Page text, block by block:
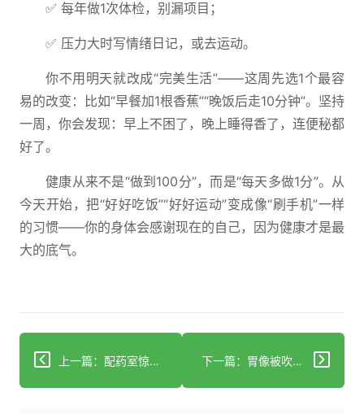
✅ 每年做1次体检，别漏项目；
✅ 压力大时写情绪日记，或去运动。
你不用明天就改成“完美生活”——这周先选1个最容
易的改变：比如“早餐加1根香蕉”“晚饭后走10分钟”。坚持
一周，你会发现：早上不困了，晚上睡得香了，连便秘都
好了。
健康从来不是“做到100分”，而是“每天多做1分”。从
今天开始，把“好好吃饭”“好好运动”变成像“刷手机”一样
的习惯——你的身体会感谢现在的自己，因为健康才是最
大的底气。
上一篇：配药室惊现男友身影？护士私带非专业人员操作引众怒 下一篇：胃像被吹爆的气球？吃撑了千万别揉肚子